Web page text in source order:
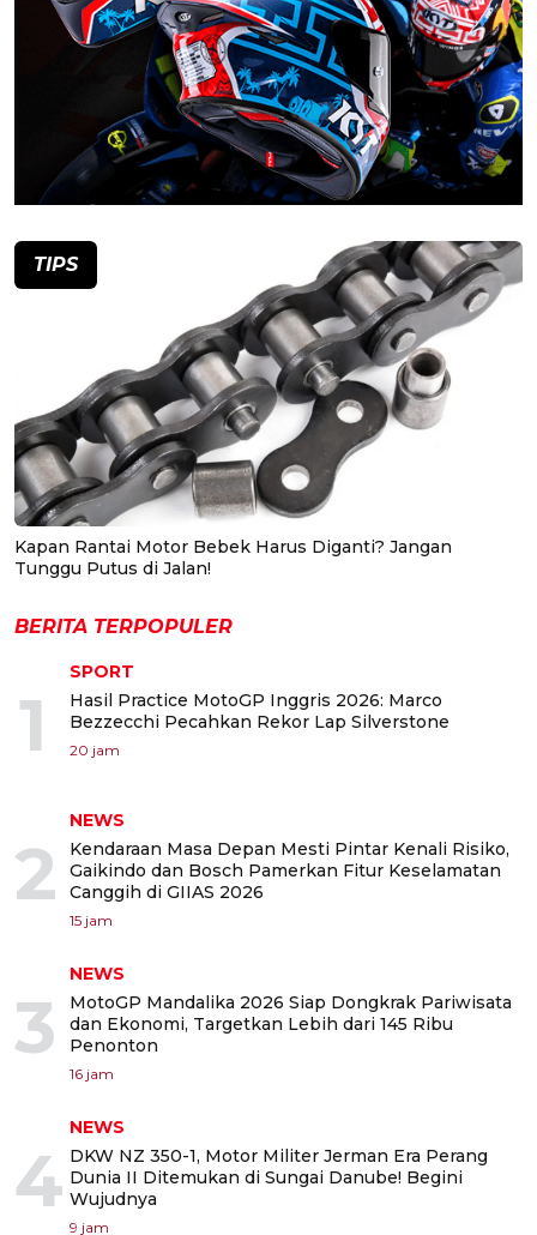
TIPS
Kapan Rantai Motor Bebek Harus Diganti? Jangan
Tunggu Putus di Jalan!
BERITA TERPOPULER
1
SPORT
Hasil Practice MotoGP Inggris 2026: Marco
Bezzecchi Pecahkan Rekor Lap Silverstone
20 jam
2
NEWS
Kendaraan Masa Depan Mesti Pintar Kenali Risiko,
Gaikindo dan Bosch Pamerkan Fitur Keselamatan
Canggih di GIIAS 2026
15 jam
3
NEWS
MotoGP Mandalika 2026 Siap Dongkrak Pariwisata
dan Ekonomi, Targetkan Lebih dari 145 Ribu
Penonton
16 jam
4
NEWS
DKW NZ 350-1, Motor Militer Jerman Era Perang
Dunia II Ditemukan di Sungai Danube! Begini
Wujudnya
9 jam